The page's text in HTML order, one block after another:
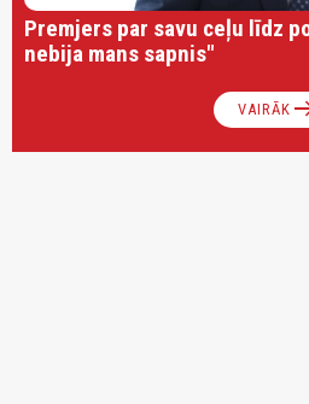
Premjers par savu ceļu līdz
nebija mans sapnis"
VAIRĀK